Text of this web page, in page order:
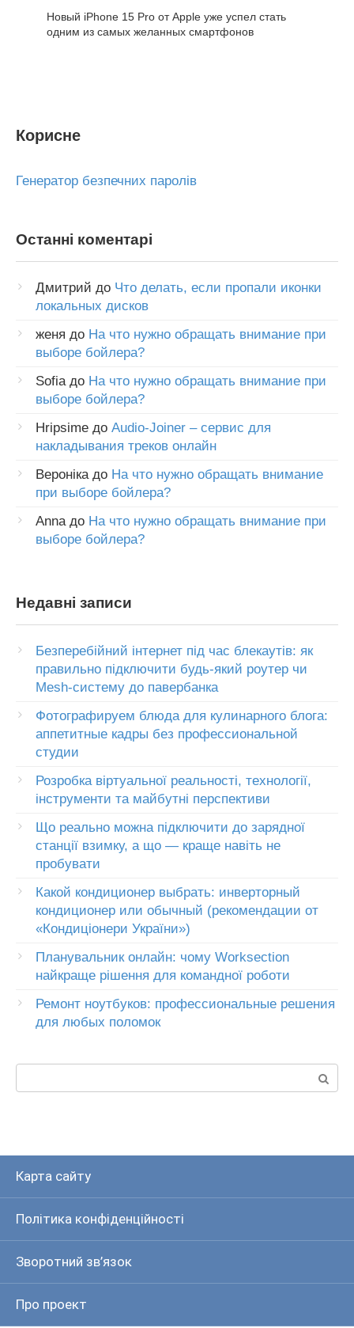
Новый iPhone 15 Pro от Apple уже успел стать
одним из самых желанных смартфонов
Корисне
Генератор безпечних паролів
Останні коментарі
Дмитрий до Что делать, если пропали иконки
локальных дисков
женя до На что нужно обращать внимание при
выборе бойлера?
Sofiaдо На что нужно обращать внимание при
выборе бойлера?
Hripsime до Audio-Joiner – сервис для
накладывания треков онлайн
Веронікадо На что нужно обращать внимание
при выборе бойлера?
Annaдо На что нужно обращать внимание при
выборе бойлера?
Недавні записи
Безперебійний інтернет під час блекаутів: як
правильно підключити будь-який роутер чи
Mesh-систему до павербанка
Фотографируем блюда для кулинарного блога:
аппетитные кадры без профессиональной
студии
Розробка віртуальної реальності, технології,
інструменти та майбутні перспективи
Що реально можна підключити до зарядної
станції взимку, а що — краще навіть не
пробувати
Какой кондиционер выбрать: инверторный
кондиционер или обычный (рекомендации от
«Кондиціонери України»)
Планувальник онлайн: чому Worksection
найкраще рішення для командної роботи
Ремонт ноутбуков: профессиональные решения
для любых поломок
Карта сайту
Політика конфіденційності
Зворотний зв’язок
Про проект